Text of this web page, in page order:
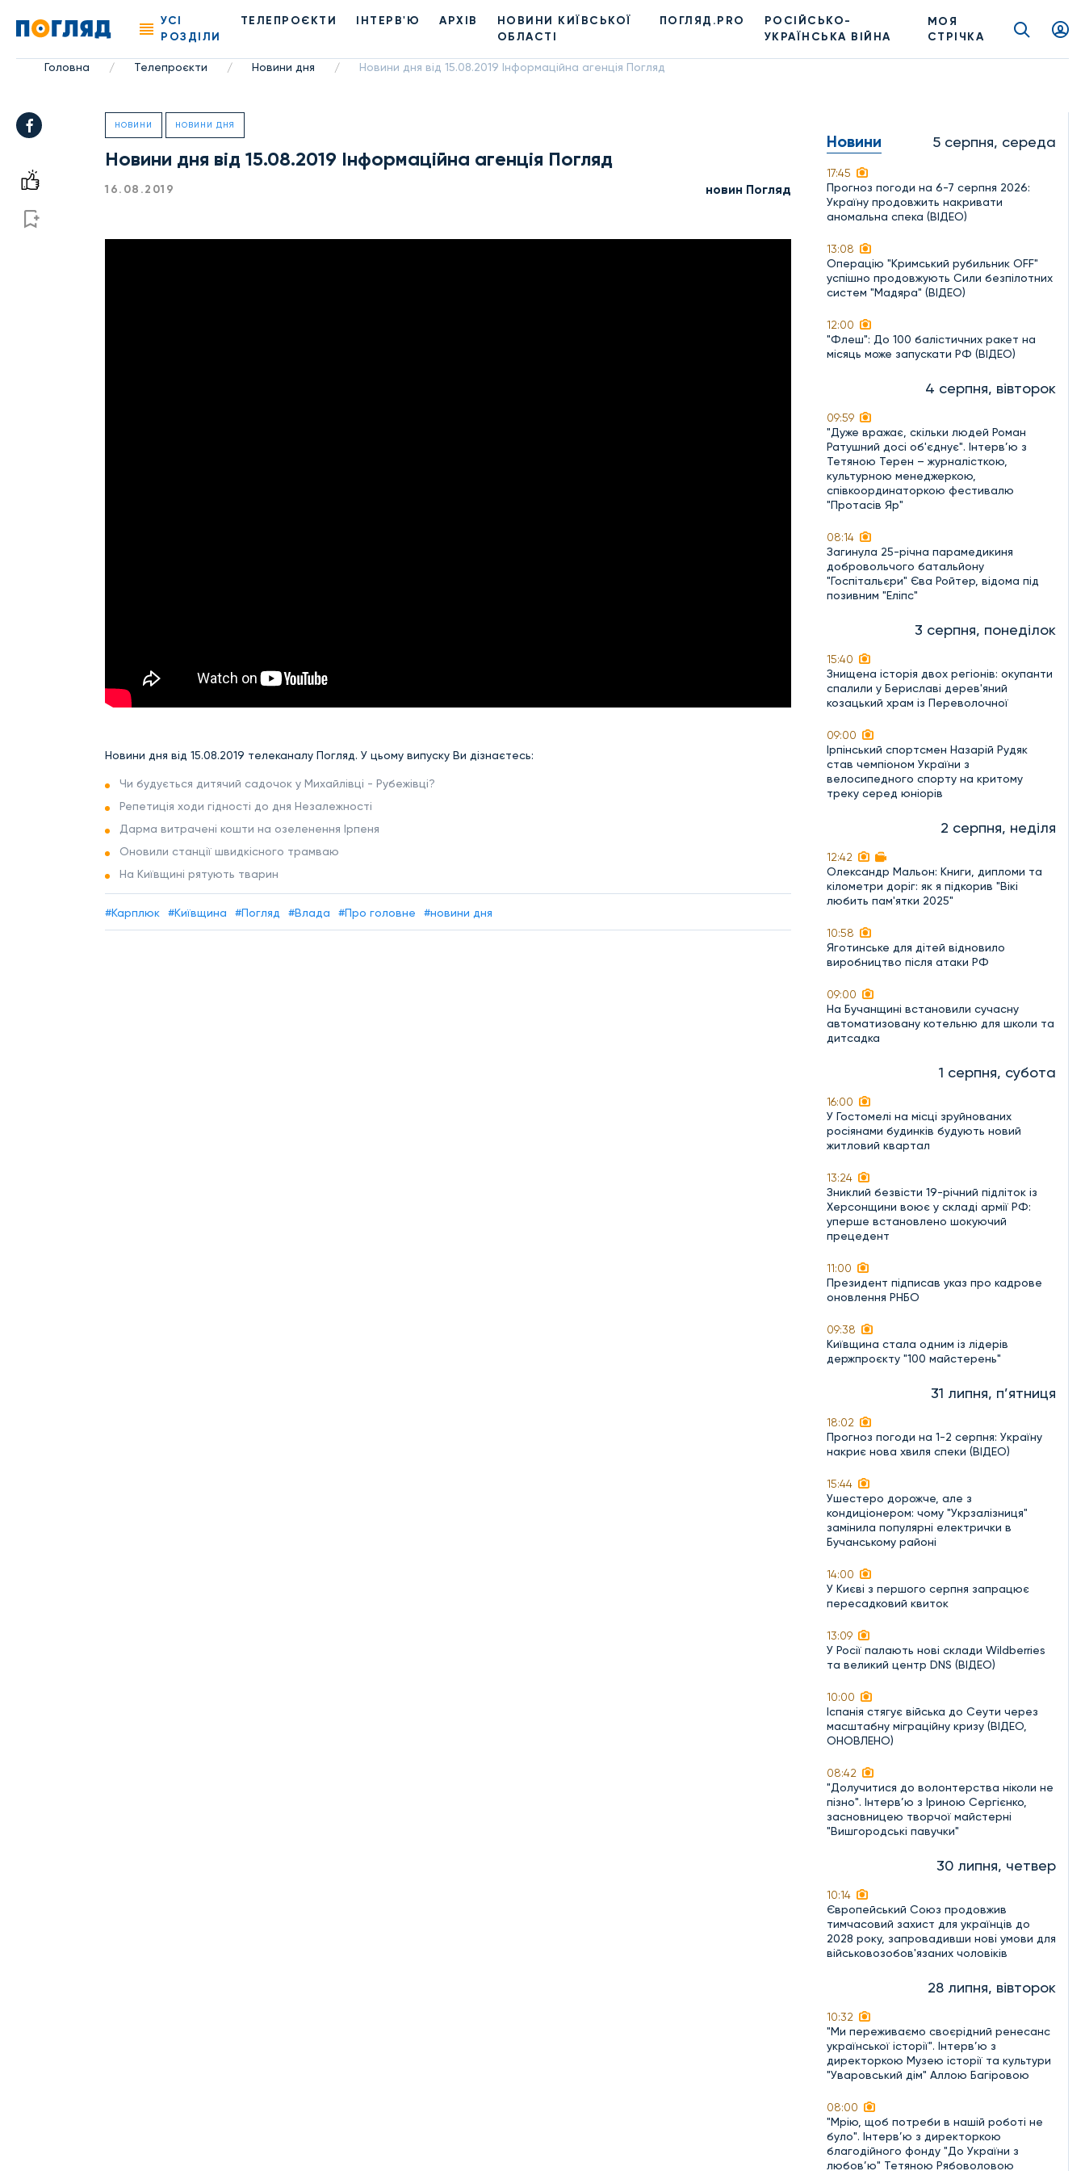
УСІ
РОЗДІЛИ
ТЕЛЕПРОЄКТИ ІНТЕРВ'Ю АРХІВ
НОВИНИ КИЇВСЬКОЇ
ОБЛАСТІ
ПОГЛЯД.PRO
РОСІЙСЬКО-
УКРАЇНСЬКА ВІЙНА
МОЯ
СТРІЧКА
Головна / Телепроєкти / Новини дня / Новини дня від 15.08.2019 Інформаційна агенція Погляд
НОВИНИ НОВИНИ ДНЯ
Новини дня від 15.08.2019 Інформаційна агенція Погляд
16.08.2019 новин Погляд
Новини дня від 15.08.2019 телеканалу Погляд. У цьому випуску Ви дізнаєтесь:
Чи будується дитячий садочок у Михайлівці - Рубежівці?
Репетиція ходи гідності до дня Незалежності
Дарма витрачені кошти на озеленення Ірпеня
Оновили станції швидкісного трамваю
На Київщині рятують тварин
#Карплюк #Київщина #Погляд #Влада #Про головне #новини дня
Новини 5 серпня, середа
17:45
Прогноз погоди на 6-7 серпня 2026:
Україну продовжить накривати
аномальна спека (ВІДЕО)
13:08
Операцію "Кримський рубильник OFF"
успішно продовжують Сили безпілотних
систем "Мадяра" (ВІДЕО)
12:00
"Флеш": До 100 балістичних ракет на
місяць може запускати РФ (ВІДЕО)
4 серпня, вівторок
09:59
"Дуже вражає, скільки людей Роман
Ратушний досі об'єднує". Інтерв’ю з
Тетяною Терен – журналісткою,
культурною менеджеркою,
співкоординаторкою фестивалю
"Протасів Яр"
08:14
Загинула 25-річна парамедикиня
добровольчого батальйону
"Госпітальєри" Єва Ройтер, відома під
позивним "Еліпс"
3 серпня, понеділок
15:40
Знищена історія двох регіонів: окупанти
спалили у Бериславі дерев'яний
козацький храм із Переволочної
09:00
Ірпінський спортсмен Назарій Рудяк
став чемпіоном України з
велосипедного спорту на критому
треку серед юніорів
2 серпня, неділя
12:42
Олександр Мальон: Книги, дипломи та
кілометри доріг: як я підкорив "Вікі
любить пам'ятки 2025"
10:58
Яготинське для дітей відновило
виробництво після атаки РФ
09:00
На Бучанщині встановили сучасну
автоматизовану котельню для школи та
дитсадка
1 серпня, субота
16:00
У Гостомелі на місці зруйнованих
росіянами будинків будують новий
житловий квартал
13:24
Зниклий безвісти 19-річний підліток із
Херсонщини воює у складі армії РФ:
уперше встановлено шокуючий
прецедент
11:00
Президент підписав указ про кадрове
оновлення РНБО
09:38
Київщина стала одним із лідерів
держпроєкту "100 майстерень"
31 липня, п’ятниця
18:02
Прогноз погоди на 1-2 серпня: Україну
накриє нова хвиля спеки (ВІДЕО)
15:44
Ушестеро дорожче, але з
кондиціонером: чому "Укрзалізниця"
замінила популярні електрички в
Бучанському районі
14:00
У Києві з першого серпня запрацює
пересадковий квиток
13:09
У Росії палають нові склади Wildberries
та великий центр DNS (ВІДЕО)
10:00
Іспанія стягує війська до Сеути через
масштабну міграційну кризу (ВІДЕО,
ОНОВЛЕНО)
08:42
"Долучитися до волонтерства ніколи не
пізно". Інтерв’ю з Іриною Сергієнко,
засновницею творчої майстерні
"Вишгородські павучки"
30 липня, четвер
10:14
Європейський Союз продовжив
тимчасовий захист для українців до
2028 року, запровадивши нові умови для
військовозобов'язаних чоловіків
28 липня, вівторок
10:32
"Ми переживаємо своєрідний ренесанс
української історії". Інтерв’ю з
директоркою Музею історії та культури
"Уваровський дім" Аллою Багіровою
08:00
"Мрію, щоб потреби в нашій роботі не
було". Інтерв’ю з директоркою
благодійного фонду "До України з
любов’ю" Тетяною Рябоволовою